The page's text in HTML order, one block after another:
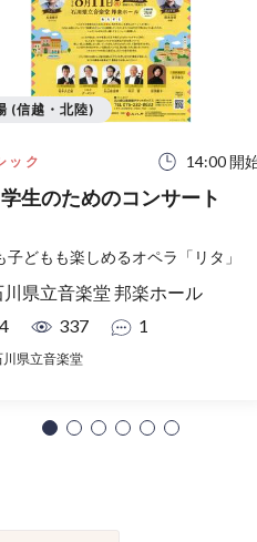
ック 14:00 開
生のためのコンサート
子どもも楽しめるオペラ「リタ」
川県立音楽堂 邦楽ホール
337 1
川県立音楽堂
(信越・北陸)